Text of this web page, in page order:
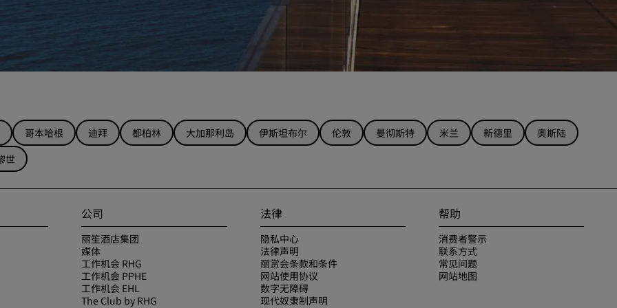
哥本哈根 迪拜 都柏林 大加那利岛 伊斯坦布尔 伦敦 曼彻斯特 米兰 新德里
奥斯陆
世
公司
丽笙酒店集团
媒体
工作机会 RHG
工作机会 PPHE
工作机会 EHL
The Club by RHG
法律
隐私中心
法律声明
丽赏会条款和条件
网站使用协议
数字无障碍
现代奴隶制声明
帮助
消费者警示
联系方式
常见问题
网站地图